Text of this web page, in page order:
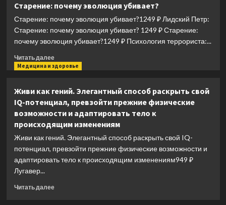
дыхание
против
диабета
Старение: почему эволюция убивает?
Старение: почему эволюция убивает?1249 ₽ Лидский Петр:
Старение: почему эволюция убивает? 1249 ₽ Старение:
почему эволюция убивает?1249 ₽ Психология террориста:...
Читать далееПрочитать
больше
почему
эволюция
убивает?
Медицина и здоровье
Живи как гений. Элегантный способ раскрыть свой
IQ-потенциал, превзойти прежние физические
возможности и адаптировать тело к
происходящим изменениям
Живи как гений. Элегантный способ раскрыть свой IQ-
потенциал, превзойти прежние физические возможности и
адаптировать тело к происходящим изменениям949 ₽
Лугавер...
Читать далееПрочитать